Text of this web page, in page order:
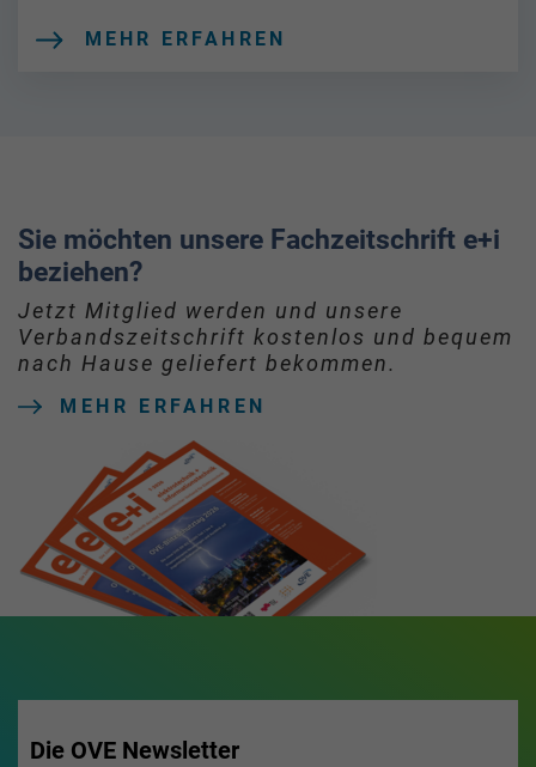
MEHR ERFAHREN
Sie möchten unsere Fachzeitschrift e+i
beziehen?
Jetzt Mitglied werden und unsere
Verbandszeitschrift kostenlos und bequem
nach Hause geliefert bekommen.
MEHR ERFAHREN
Die OVE Newsletter